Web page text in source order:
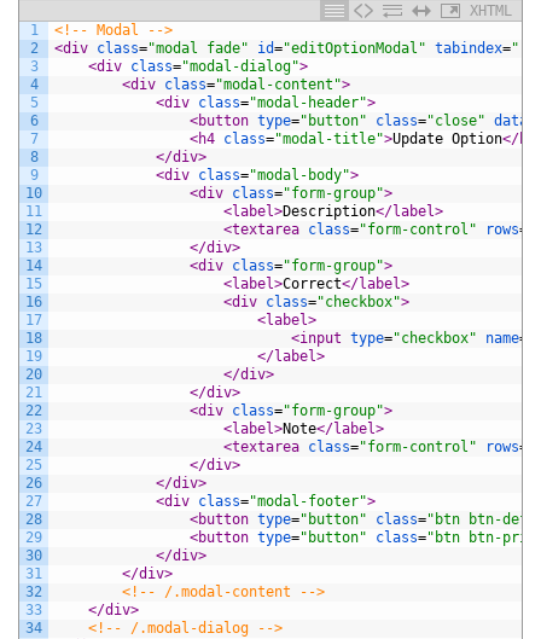
XHTML
1
2
3
4
5
6
7
8
9
10
11
12
13
14
15
16
17
18
19
20
21
22
23
24
25
26
27
28
29
30
31
32
33
34
<!-- Modal -->
<div class="modal fade" id="editOptionModal" tabindex="-
<div class="modal-dialog">
<div class="modal-content">
<div class="modal-header">
<button type="button" class="close" data-
<h4 class="modal-title">Update Option</
</div>
<div class="modal-body">
<div class="form-group">
<label>Description</label>
<textarea class="form-control" rows=
</div>
<div class="form-group">
<label>Correct</label>
<div class="checkbox">
<label>
<input type="checkbox" name=
</label>
</div>
</div>
<div class="form-group">
<label>Note</label>
<textarea class="form-control" rows=
</div>
</div>
<div class="modal-footer">
<button type="button" class="btn btn-
<button type="button" class="btn btn-
</div>
</div>
<!-- /.modal-content -->
</div>
<!-- /.modal-dialog -->